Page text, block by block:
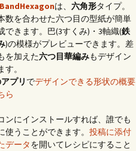
は、 六角形タイプ。
数を合わせた六つ目の型紙が簡単
できます。巴(3すくみ)・3軸織(鉄
)の模様がプレビューできます。差
を加えた六つ目華編みもデザイン
す。
プリ でデザインできる形状の概要
ら
ンにインストールすれば、誰でも
使うことができます。 投稿に添付
データを開いてレシピにすること